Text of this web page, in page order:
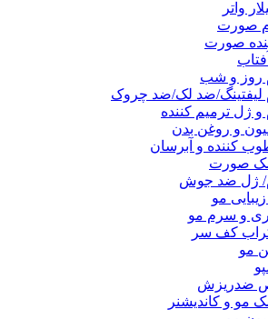
واتر
صورت
صورت
روز و شب
لیفتینگ/ضد لک/ضد چروک
ژل ترمیم کننده
و روغن بدن
کننده و آبرسان
صورت
ژل ضد جوش
مو
و سرم مو
کف سر
مو
ضدریزش
مو و کاندیشنر